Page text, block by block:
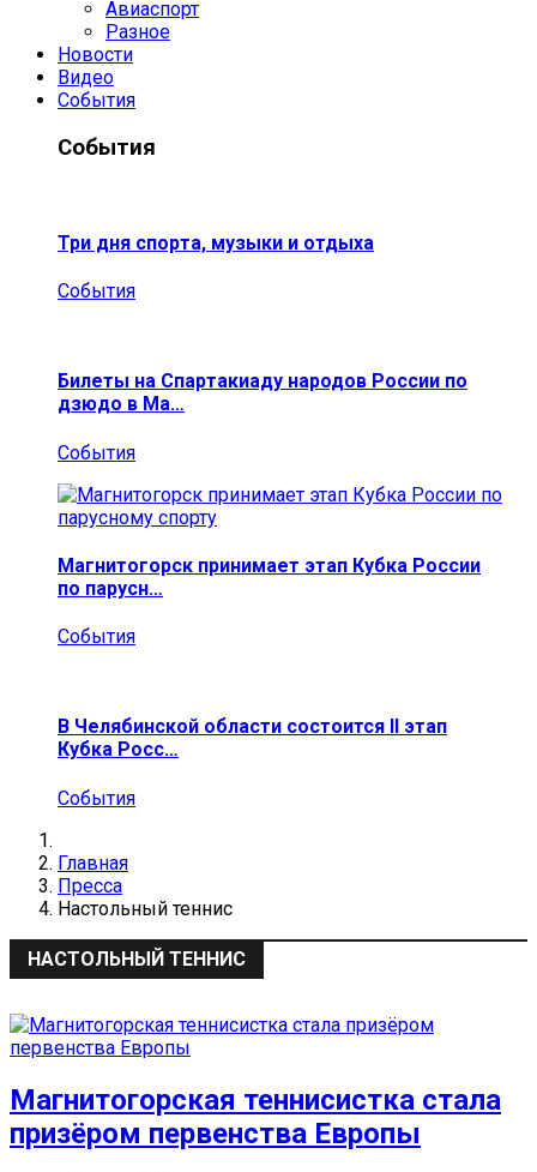
Авиаспорт
Разное
Новости
Видео
События
События
Три дня спорта, музыки и отдыха
События
Билеты на Спартакиаду народов России по
дзюдо в Ма…
События
Магнитогорск принимает этап Кубка России
по парусн…
События
В Челябинской области состоится II этап
Кубка Росс…
События
Главная
Пресса
Настольный теннис
НАСТОЛЬНЫЙ ТЕННИС
Магнитогорская теннисистка стала
призёром первенства Европы